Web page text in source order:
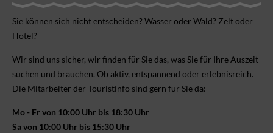
Sie können sich nicht ent­scheiden? Wasser oder Wald? Zelt oder
Hotel?
Wir sind uns sicher, wir finden für Sie das, was Sie für Ihre Aus­zeit
suchen und brauchen. Ob aktiv, ent­spannend oder erlebnis­reich.
Die Mitarbeiter der Touristinfo sind gern für Sie da:
Mo - Fr von 10:00 Uhr bis 18:30 Uhr
Sa von 10:00 Uhr bis 15:30 Uhr